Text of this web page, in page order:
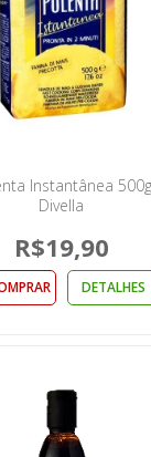
Instantânea 500g
Divella
R$19,90
DETALHES